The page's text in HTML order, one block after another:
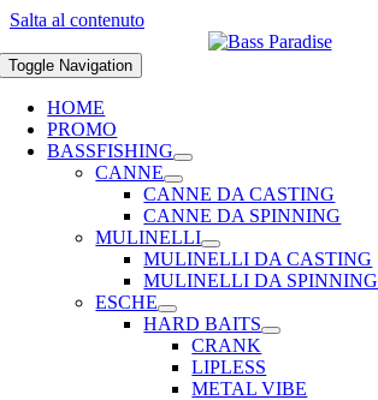
Salta al contenuto
Toggle Navigation
HOME
PROMO
BASSFISHING
CANNE
CANNE DA CASTING
CANNE DA SPINNING
MULINELLI
MULINELLI DA CASTING
MULINELLI DA SPINNING
ESCHE
HARD BAITS
CRANK
LIPLESS
METAL VIBE